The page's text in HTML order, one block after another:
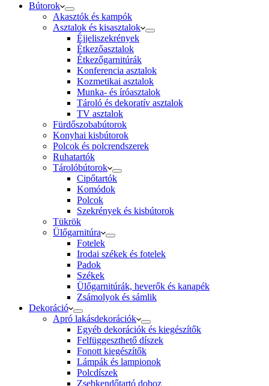
Bútorok
Akasztók és kampók
Asztalok és kisasztalok
Éjjeliszekrények
Étkezőasztalok
Étkezőgarnitúrák
Konferencia asztalok
Kozmetikai asztalok
Munka- és íróasztalok
Tároló és dekoratív asztalok
TV asztalok
Fürdőszobabútorok
Konyhai kisbútorok
Polcok és polcrendszerek
Ruhatartók
Tárolóbútorok
Cipőtartók
Komódok
Polcok
Szekrények és kisbútorok
Tükrök
Ülőgarnitúra
Fotelek
Irodai székek és fotelek
Padok
Székek
Ülőgarnitúrák, heverők és kanapék
Zsámolyok és sámlik
Dekoráció
Apró lakásdekorációk
Egyéb dekorációk és kiegészítők
Felfüggeszthető díszek
Fonott kiegészítők
Lámpák és lampionok
Polcdíszek
Zsebkendőtartó doboz